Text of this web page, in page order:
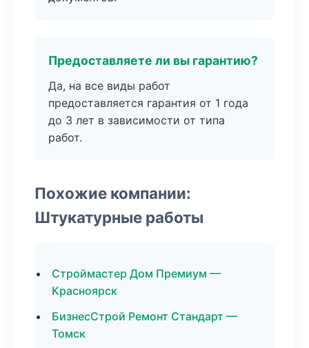
Предоставляете ли вы гарантию?
Да, на все виды работ
предоставляется гарантия от 1 года
до 3 лет в зависимости от типа
работ.
Похожие компании:
Штукатурные работы
Строймастер Дом Премиум —
Красноярск
БизнесСтрой Ремонт Стандарт —
Томск